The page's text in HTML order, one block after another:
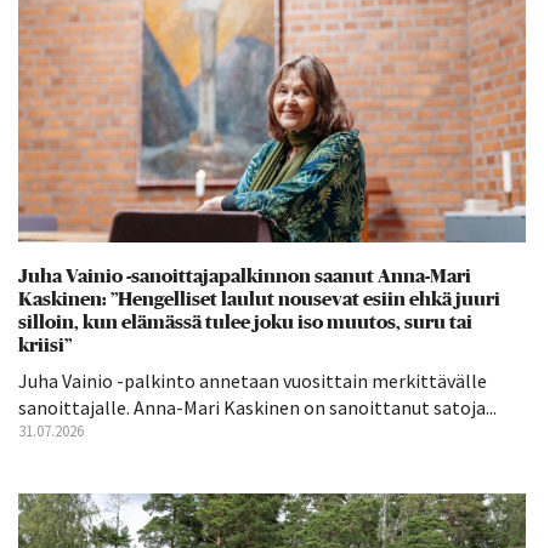
Juha Vainio -sanoittajapalkinnon saanut Anna-Mari
Kaskinen: ”Hengelliset laulut nousevat esiin ehkä juuri
silloin, kun elämässä tulee joku iso muutos, suru tai
kriisi”
Juha Vainio -palkinto annetaan vuosittain merkittävälle
sanoittajalle. Anna-Mari Kaskinen on sanoittanut satoja...
31.07.2026